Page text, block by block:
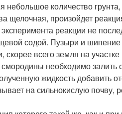
количество
щелочная, произойдет
реакции не
содой. Пузыри и шипение
всего земля на
необходимо залить
жидкость добавить
на сильнокислую почву,